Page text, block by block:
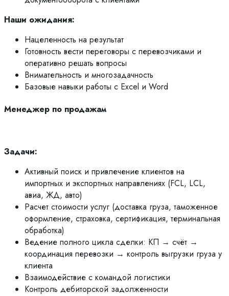
Наши ожидания:
Нацеленность на результат
Готовность вести переговоры с перевозчиками и
оперативно решать вопросы
Внимательность и многозадачность
Базовые навыки работы с Excel и Word
Менеджер по продажам
Задачи:
Активный поиск и привлечение клиентов на
импортных и экспортных направлениях (FCL, LCL,
авиа, ЖД, авто)
Расчет стоимости услуг (доставка груза, таможенное
оформление, страховка, сертификация, терминальная
обработка)
Ведение полного цикла сделки: КП → счёт →
координация перевозки → контроль выгрузки груза у
клиента
Взаимодействие с командой логистики
Контроль дебиторской задолженности